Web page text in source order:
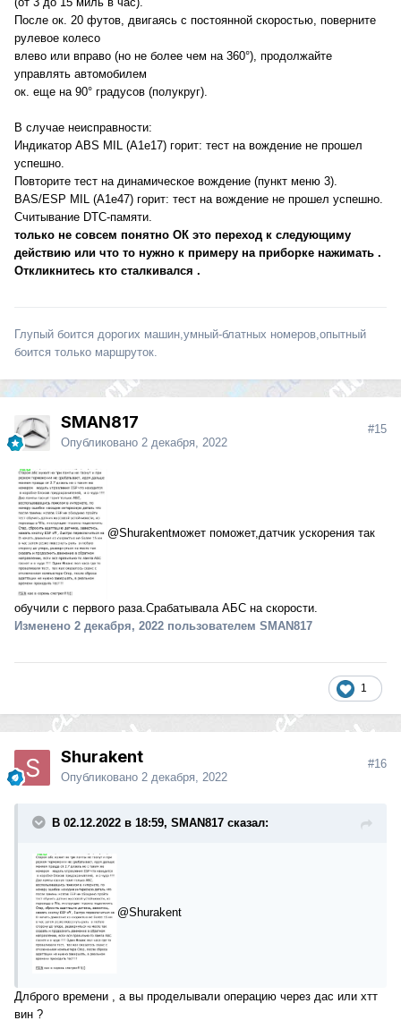
После ок. 20 футов, двигаясь с постоянной скоростью, поверните
рулевое колесо
влево или вправо (но не более чем на 360°), продолжайте
управлять автомобилем
ок. еще на 90° градусов (полукруг).
В случае неисправности:
Индикатор ABS MIL (A1e17) горит: тест на вождение не прошел
успешно.
Повторите тест на динамическое вождение (пункт меню 3).
BAS/ESP MIL (A1e47) горит: тест на вождение не прошел успешно.
Считывание DTC-памяти.
только не совсем понятно ОК это переход к следующиму
действию или что то нужно к примеру на приборке нажимать .
Откликнитесь кто сталкивался .
Глупый боится дорогих машин,умный-блатных номеров,опытный
боится только маршруток.
SMAN817
Опубликовано 2 декабря, 2022
#15
@Shurakentможет поможет,датчик ускорения так
обучили с первого раза.Срабатывала АБС на скорости.
Изменено 2 декабря, 2022 пользователем SMAN817
1
Shurakent
Опубликовано 2 декабря, 2022
#16
В 02.12.2022 в 18:59, SMAN817 сказал:
@Shurakent
Длброго времени , а вы проделывали операцию через дас или хтт
вин ?